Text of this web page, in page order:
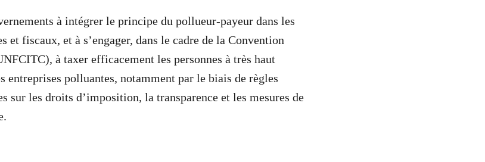
à intégrer le principe du pollueur-payeur dans les
et fiscaux, et à s’engager, dans le cadre de la Convention
à taxer efficacement les personnes à très haut
entreprises polluantes, notamment par le biais de règles
sur les droits d’imposition, la transparence et les mesures de